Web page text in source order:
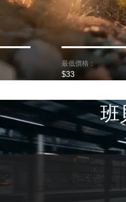
最低價格：
$33
班